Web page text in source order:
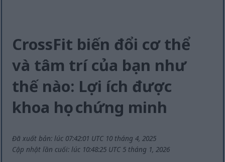
CrossFit biến đổi cơ thể
và tâm trí của bạn như
thế nào: Lợi ích được
khoa học chứng minh
Đã xuất bản: lúc 07:42:01 UTC 10 tháng 4, 2025
Cập nhật lần cuối: lúc 10:48:25 UTC 5 tháng 1, 2026